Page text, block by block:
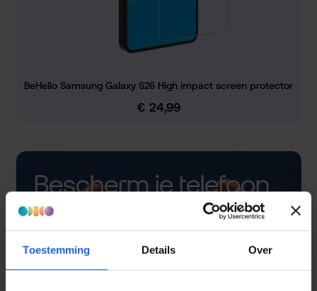
Toestemming Details Over
BeHello Samsung Galaxy S26 High impact screen protector
Normale prijs:
€ 24,99
Bescherm je telefoon
met een hoesje